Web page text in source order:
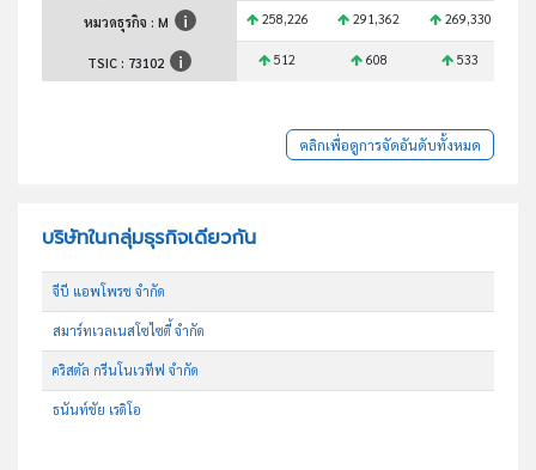
หมวดธุรกิจ : M 258,226 291,362 269,330
TSIC : 73102 512 608 533
คลิกเพื่อดูการจัดอันดับทั้งหมด
บริษัทในกลุ่มธุรกิจเดียวกัน
จีบี แอพโพรช จำกัด
สมาร์ทเวลเนสโซไซตี้ จำกัด
คริสตัล กรีนโนเวทีฟ จำกัด
ธนันท์ชัย เรดิโอ